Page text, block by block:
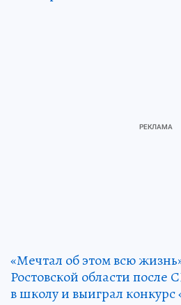
«Мечтал об этом всю
Ростовской области после
в школу и выиграл конкурс